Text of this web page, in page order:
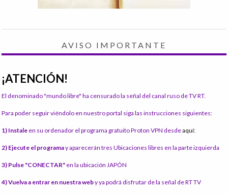
AVISO IMPORTANTE
¡ATENCIÓN!
El denominado "mundo libre" ha censurado la señal del canal ruso de TV RT.
Para poder seguir viéndolo en nuestro portal siga las instrucciones siguientes:
1) Instale en su ordenador el programa gratuito Proton VPN desdeaquí:
2) Ejecute el programay aparecerán tres Ubicaciones libres en la parte izquierda
3) Pulse "CONECTAR" en la ubicación JAPÓN
4) Vuelva a entrar en nuestra weby ya podrá disfrutar de la señal de RT TV